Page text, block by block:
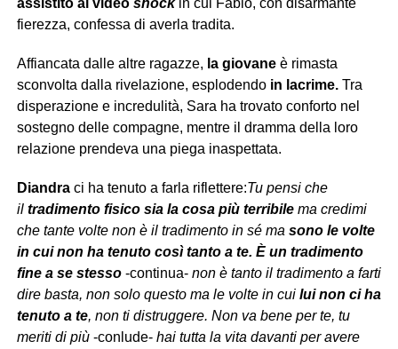
assistito al video shockin cui Fabio, con disarmante
fierezza, confessa di averla tradita.
Affiancata dalle altre ragazze, la giovaneè rimasta
sconvolta dalla rivelazione, esplodendo in lacrime.Tra
disperazione e incredulità, Sara ha trovato conforto nel
sostegno delle compagne, mentre il dramma della loro
relazione prendeva una piega inaspettata.
Diandraci ha tenuto a farla riflettere:Tu pensi che
il tradimento fisico sia la cosa più terribilema credimi
che tante volte non è il tradimento in sé ma sono le volte
in cui non ha tenuto così tanto a te. È un tradimento
fine a se stesso-continua- non è tanto il tradimento a farti
dire basta, non solo questo ma le volte in cui lui non ci ha
tenuto a te, non ti distruggere. Non va bene per te, tu
meriti di più-conlude- hai tutta la vita davanti per avere